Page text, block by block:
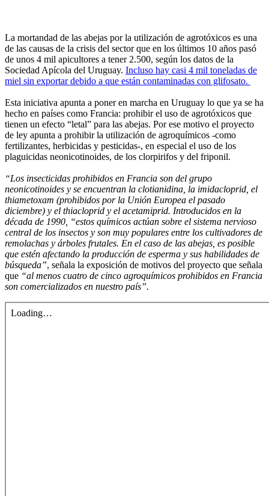
La mortandad de las abejas por la utilización de agrotóxicos es una
de las causas de la crisis del sector que en los últimos 10 años pasó
de unos 4 mil apicultores a tener 2.500, según los datos de la
Sociedad Apícola del Uruguay. Incluso hay casi 4 mil toneladas de
miel sin exportar debido a que están contaminadas con glifosato.
Esta iniciativa apunta a poner en marcha en Uruguay lo que ya se ha
hecho en países como Francia: prohibir el uso de agrotóxicos que
tienen un efecto “letal” para las abejas. Por ese motivo el proyecto
de ley apunta a prohibir la utilización de agroquímicos -como
fertilizantes, herbicidas y pesticidas-, en especial el uso de los
plaguicidas neonicotinoides, de los clorpirifos y del friponil.
“Los insecticidas prohibidos en Francia son del grupo
neonicotinoides y se encuentran la clotianidina, la imidacloprid, el
thiametoxam (prohibidos por la Unión Europea el pasado
diciembre) y el thiacloprid y el acetamiprid. Introducidos en la
década de 1990, “estos químicos actúan sobre el sistema nervioso
central de los insectos y son muy populares entre los cultivadores de
remolachas y árboles frutales. En el caso de las abejas, es posible
que estén afectando la producción de esperma y sus habilidades de
búsqueda”, señala la exposición de motivos del proyecto que señala
que “al menos cuatro de cinco agroquímicos prohibidos en Francia
son comercializados en nuestro país”.